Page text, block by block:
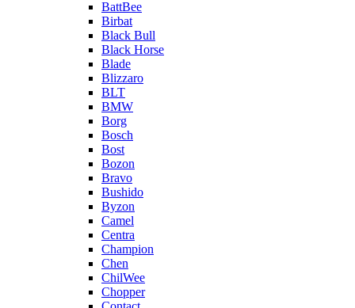
BattBee
Birbat
Black Bull
Black Horse
Blade
Blizzaro
BLT
BMW
Borg
Bosch
Bost
Bozon
Bravo
Bushido
Byzon
Camel
Centra
Champion
Chen
ChilWee
Chopper